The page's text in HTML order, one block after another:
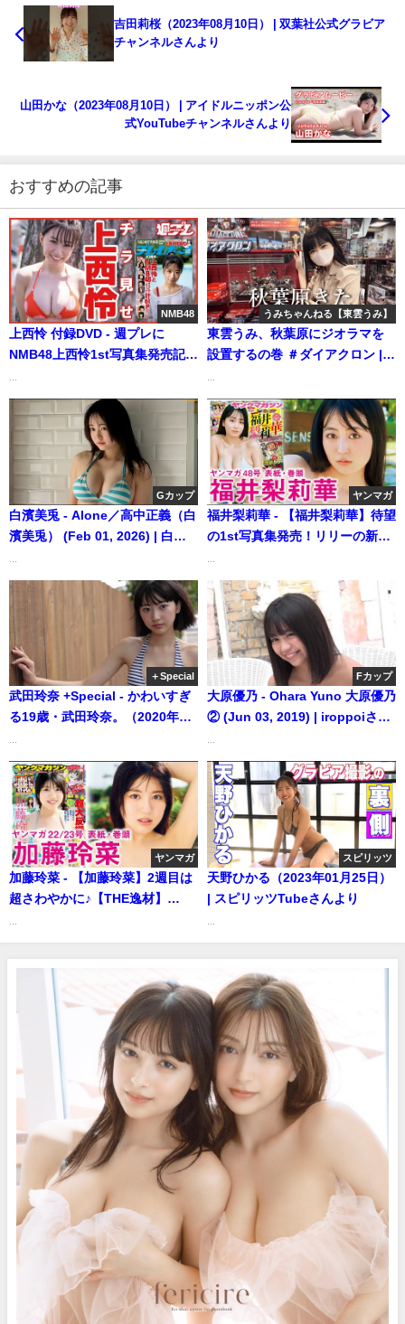
吉田莉桜（2023年08月10日） | 双葉社公式グラビア
チャンネルさんより
山田かな（2023年08月10日） | アイドルニッポン公
式YouTubeチャンネルさんより
おすすめの記事
NMB48
上西怜 付録DVD - 週プレに
NMB48上西怜1st写真集発売記念
日） | 週プレChannel【集英社
週刊プレイボーイ公式】さんよ
うみちゃんねる【東雲うみ】
東雲うみ、秋葉原にジオラマを
設置するの巻 ＃ダイアクロン |
んより
Gカップ
白濱美兎 - Alone／高中正義（白
濱美兎） (Feb 01, 2026) | 白昼
り
ヤンマガ
福井梨莉華 - 【福井梨莉華】待望
の1st写真集発売！リリーの新境
社ヤンマガchさんより
＋Special
武田玲奈 +Special - かわいすぎ
る19歳・武田玲奈。（2020年06
英社 週刊プレイボーイ公式】さ
んより
...
Fカップ
大原優乃 - Ohara Yuno 大原優乃
② (Jun 03, 2019) | iroppoiさん
...
ヤンマガ
加藤玲菜 - 【加藤玲菜】2週目は
超さわやかに♪【THE逸材】
chさんより
スピリッツ
天野ひかる（2023年01月25日）
| スピリッツTubeさんより